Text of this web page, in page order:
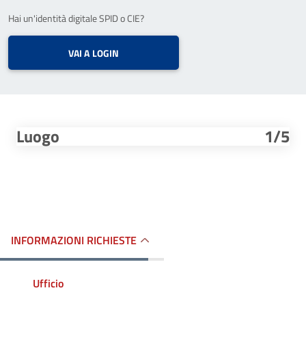
Hai un'identità digitale SPID o CIE?
VAI A LOGIN
Luogo 1/5
INFORMAZIONI RICHIESTE
Ufficio